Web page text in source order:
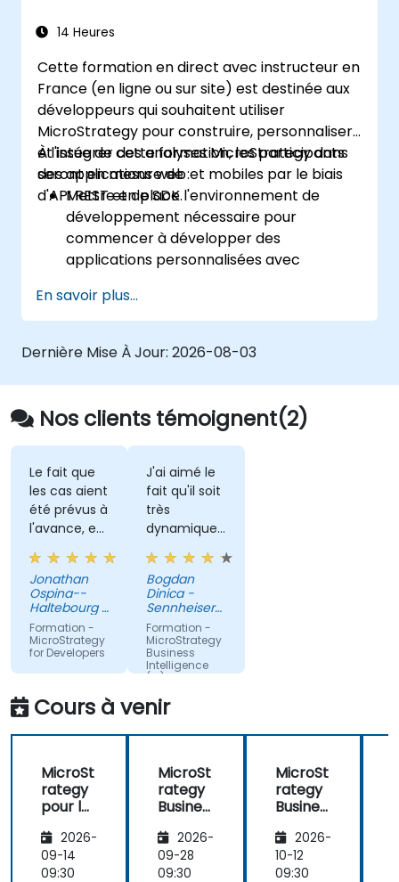
14 Heures
Cette formation en direct avec instructeur en
France (en ligne ou sur site) est destinée aux
développeurs qui souhaitent utiliser
MicroStrategy pour construire, personnaliser
et intégrer des analyses MicroStrategy dans
des applications web et mobiles par le biais
d'API REST et de SDK.
À l'issue de cette formation, les participants
seront en mesure de :
Mettre en place l'environnement de
développement nécessaire pour
commencer à développer des
applications personnalisées avec
Comprendre les fonctionnalités,
l'architecture et les concepts de
programmation de base de
Apprendre à utiliser les API Web et les
SDK MicroStrategy pour personnaliser les
applications analytiques.
Intégrer les fonctionnalités de
MicroStrategy dans les applications web
et mobiles.
Exécuter des commandes API RESTful
pour intégrer MicroStrategy à des
applications externes.
Obtenir des conseils sur la façon de
résoudre les problèmes de codage.
En savoir plus...
Dernière Mise À Jour: 2026-08-03
Nos clients témoignent(2)
Le fait que
les cas aient
été prévus à
l'avance, et
qu'ils
mettent en
valeur la
préparation
et la
compréhension
nécessaire
pour mettre
en place les
données
Jonathan
Ospina--
Haltebourg -
CGI
Formation -
MicroStrategy
for Developers
J'ai aimé le
fait qu'il soit
très
dynamique
et s'adapte
à nos
besoins.
Bogdan
Dinica -
Sennheiser
Consumer
Electronics
GmbH,
Brasov
Division
Formation -
MicroStrategy
Business
Intelligence
(BI)
Traduction
Cours à venir
MicroSt
rategy
pour les
ppeurs
2026-
09-14
09:30
MicroSt
rategy
Busines
Intellige
nce (BI)
2026-
09-28
09:30
MicroSt
rategy
Busines
Intellige
nce (BI)
2026-
10-12
09:30